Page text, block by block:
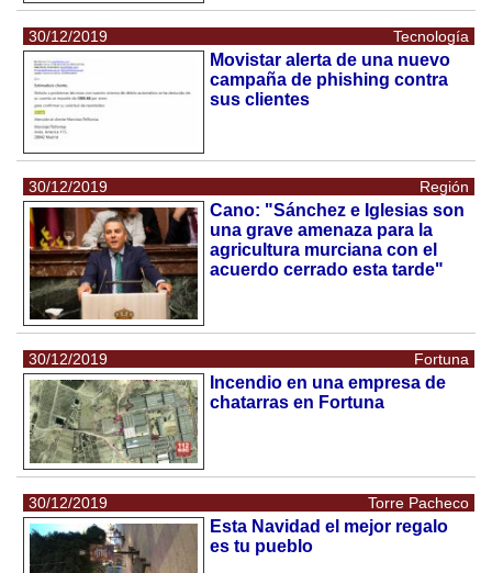
30/12/2019 Tecnología
Movistar alerta de una nuevo
campaña de phishing contra
sus clientes
30/12/2019 Región
Cano: "Sánchez e Iglesias son
una grave amenaza para la
agricultura murciana con el
acuerdo cerrado esta tarde"
30/12/2019 Fortuna
Incendio en una empresa de
chatarras en Fortuna
30/12/2019 Torre Pacheco
Esta Navidad el mejor regalo
es tu pueblo